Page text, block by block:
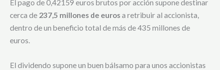
El pago de 0,42159 euros brutos por acción supone destinar
cerca de 237,5 millones de eurosa retribuir al accionista,
dentro de un beneficio total de más de 435 millones de
euros.
El dividendo supone un buen bálsamo para unos accionistas